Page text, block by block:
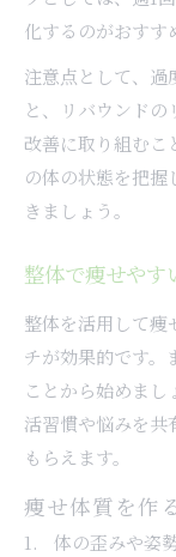
化するのがおすす
注意点として、過
と、リバウンド
改善に取り組むこ
の体の状態を把
きましょう。
整体で痩せやす
整体を活用して痩
チが効果的です。
ことから始めま
活習慣や悩みを共
もらえます。
痩せ体質を作
体の歪みや姿